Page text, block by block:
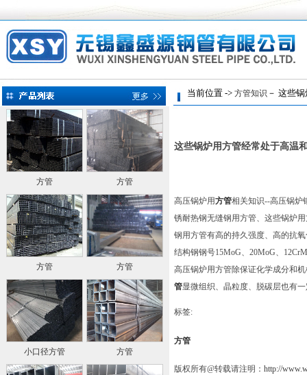
方管 方管
方管 方管
小口径方管 方管
当前位置 -> 方管知识 － 这些
这些锅炉用方管经常处于高温
高压锅炉用方管相关知识--高压锅炉
锈耐热钢无缝钢用方管、 这些锅炉
钢用方管有高的持久强度、高的抗
结构钢钢号15MoG、20MoG、
高压锅炉用方管除保证化学成分和
管显微组织、晶粒度、脱碳层也有
标签:
方管
版权所有@转载请注明： http://